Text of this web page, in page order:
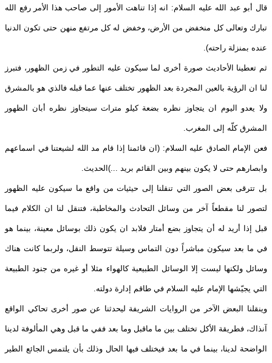
قال أبو عبد الله عليه السلام: انه إذا تناهت الأمور إلى صاحب هذا الأمر رفع الله
تبارك وتعالى كل منخفض من الأرض، وخفض له كل مرتفع منهن حتى تكون الدنيا
عنده بمنزلة راحته).
ثم تعطينا الأحاديث صورة أخرى لما سيكون عليه التطور في زمن الظهور، فتبرز
لنا ان الرؤية بالعين المجردة بعد الظهور تختلف عنها عما قبله فالذي هو بالمشرق
ولا يعدو اليوم ان يتجاوز نظره بضعة كيلو مترات سيتجاوز نظره أبان الظهور
المشرق كلّه إلى المغرب.
فعن الإمام الصادق عليه السلام: (ان قائمنا إذا قام مد الله لشيعتنا في اسماعهم
وابصارهم حتى لا يكون بينهم وبين القائم بريد ...)الحديث.
بل تترقى بعض الصور التي تنقلنا إلى حيثيات من واقع ما سيكون عليه الظهور
لتصور لنا مقطعاً آخر من وسائل التحادث والمخاطبة، فتنقل لنا ان الكلام فيما
قبل إذا أريد له أن يتجاوز بضع أمتار فلابد ان يكون ذلك بوسائل معينة، بينما هو
في ما بعد سيكون مباشراً دون التماس وسيلة تتوسط النقل، ولربما كانت هناك
وسائل ولكنها ليست إلا الوسائل الطبيعية كالهواء مثلا أو غيره من جنود الطبيعة
التي يجيّشها الإمام عليه السلام في طاقم إدارة دولته.
وينقلنا البعض الآخر من الروايات الشريفة ليحدثنا عن صور أخرى تحاكي الواقع
آنذاك، فطريقة الأكل تختلف بين ما ماقبل وما بعد ففي ما قبل وهي المألوفة لدينا
الواضحة لدينا، بينما في ما بعد فيختلف فيها الحال وذلك بأن يلتمس الجائع الطير